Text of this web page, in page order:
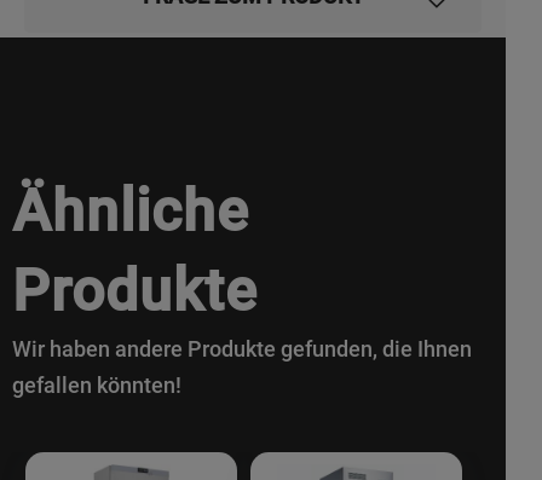
Ähnliche
Produkte
Wir haben andere Produkte gefunden, die Ihnen
gefallen könnten!